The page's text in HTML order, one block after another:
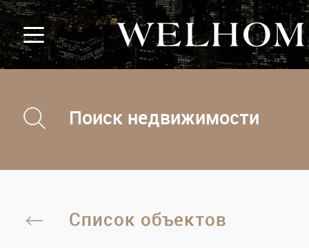
Поиск недвижимости
Список объектов